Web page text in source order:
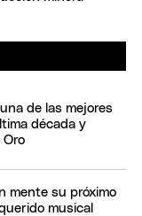
de las mejores
década y
Oro
mente su próximo
musical